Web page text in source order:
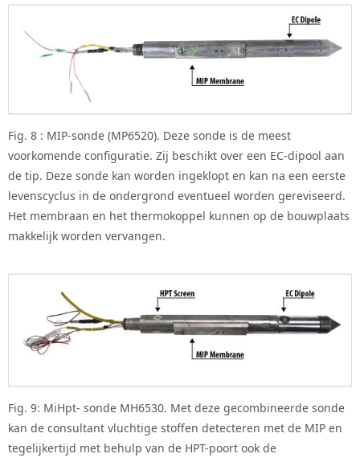
Fig. 8 : MIP-sonde (MP6520). Deze sonde is de meest
voorkomende configuratie. Zij beschikt over een EC-dipool aan
de tip. Deze sonde kan worden ingeklopt en kan na een eerste
levenscyclus in de ondergrond eventueel worden gereviseerd.
Het membraan en het thermokoppel kunnen op de bouwplaats
makkelijk worden vervangen.
Fig. 9: MiHpt- sonde MH6530. Met deze gecombineerde sonde
kan de consultant vluchtige stoffen detecteren met de MIP en
tegelijkertijd met behulp van de HPT-poort ook de